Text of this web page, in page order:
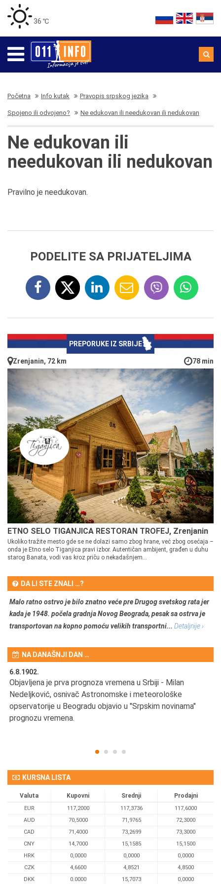
36 ℃
Početna Info kutak Pravopis srpskog jezika
Spojeno ili odvojeno? Ne edukovan ili needukovan ili nedukovan
Ne edukovan ili
needukovan ili nedukovan
Pravilno je needukovan.
PODELITE SA PRIJATELJIMA
PREPORUKE IZ SRBIJE
Zrenjanin, 72 km 78 min
ETNO SELO TIGANJICA RESTORAN TROFEJ, Zrenjanin
Ukoliko tražite mesto gde se ne dolazi samo zbog hrane, već zbog osećaja –
onda je Etno selo Tiganjica pravi izbor. Autentičan ambijent, građen u duhu
starog Banata, vodi vas kroz priču o nekadašnjem...
DA LI STE ZNALI …?
Malo ratno ostrvo je bilo znatno veće pre Drugog svetskog rata jer
kada je 1948. počela gradnja Novog Beograda, pesak sa ostrva je
transportovan na kopno pomoću velikih transportni... Detaljnije ›
NA DANAŠNJI DAN …
6.8.1902.
Objavljena je prva prognoza vremena u Srbiji - Milan
Nedeljković, osnivač Astronomske i meteorološke
opservatorije u Beogradu objavio u "Srpskim novinama"
prognozu vremena.
KURSNA LISTA
Valuta Kupovni Srednji Prodajni
EUR 117,2000 117,3736
117,6000
AUD
70,5000 71,9765
72,3000
CAD
71,4000 73,2699
73,3000
CNY
14,7000 15,1585
15,1500
HRK
0,0000 0,0000
0,0000
CZK
4,6600 4,8521
4,8500
DKK
0.0000 15,7073 0,0000